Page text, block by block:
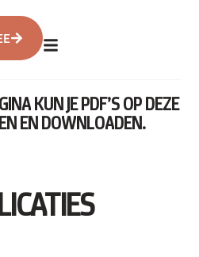
KUN JE PDF’S OP DEZE
EN DOWNLOADEN.